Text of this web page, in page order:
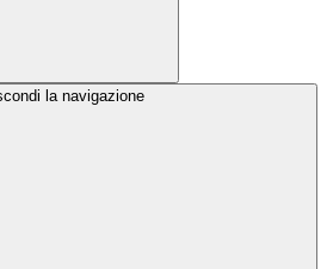
la navigazione